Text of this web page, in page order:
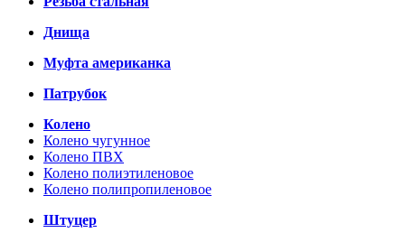
Днища
Муфта американка
Патрубок
Колено
Колено чугунное
Колено ПВХ
Колено полиэтиленовое
Колено полипропиленовое
Штуцер